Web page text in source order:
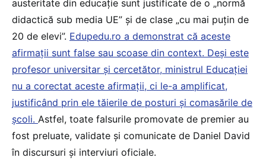
austeritate din educație sunt justificate de o „normă
didactică sub media UE” și de clase „cu mai puțin de
20 de elevi”. Edupedu.ro a demonstrat că aceste
afirmații sunt false sau scoase din context. Deși este
profesor universitar și cercetător, ministrul Educației
nu a corectat aceste afirmații, ci le-a amplificat,
justificând prin ele tăierile de posturi și comasările de
școli. Astfel, toate falsurile promovate de premier au
fost preluate, validate și comunicate de Daniel David
în discursuri și interviuri oficiale.